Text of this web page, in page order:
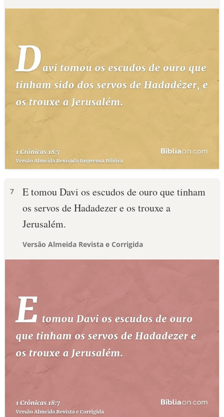
7
E tomou Davi os escudos de ouro que tinham
os servos de Hadadezer e os trouxe a
Jerusalém.
Versão Almeida Revista e Corrigida